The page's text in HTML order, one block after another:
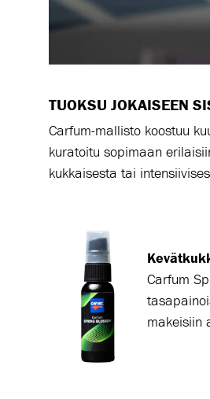
TUOKSU JOKAISEEN
Carfum-mallisto koostuu
kuratoitu sopimaan
kukkaisesta tai
Carfum
makeisiin